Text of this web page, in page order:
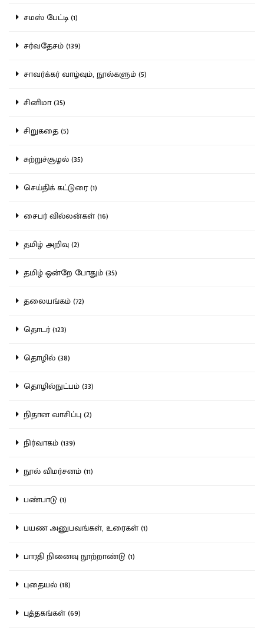
சமஸ் பேட்டி (1)
சர்வதேசம் (139)
சாவர்க்கர் வாழ்வும், நூல்களும் (5)
சினிமா (35)
சிறுகதை (5)
சுற்றுச்சூழல் (35)
செய்திக் கட்டுரை (1)
சைபர் வில்லன்கள் (16)
தமிழ் அறிவு (2)
தமிழ் ஒன்றே போதும் (35)
தலையங்கம் (72)
தொடர் (123)
தொழில் (38)
தொழில்நுட்பம் (33)
நிதான வாசிப்பு (2)
நிர்வாகம் (139)
நூல் விமர்சனம் (11)
பண்பாடு (1)
பயண அனுபவங்கள், உரைகள் (1)
பாரதி நினைவு நூற்றாண்டு (1)
புதையல் (18)
புத்தகங்கள் (69)